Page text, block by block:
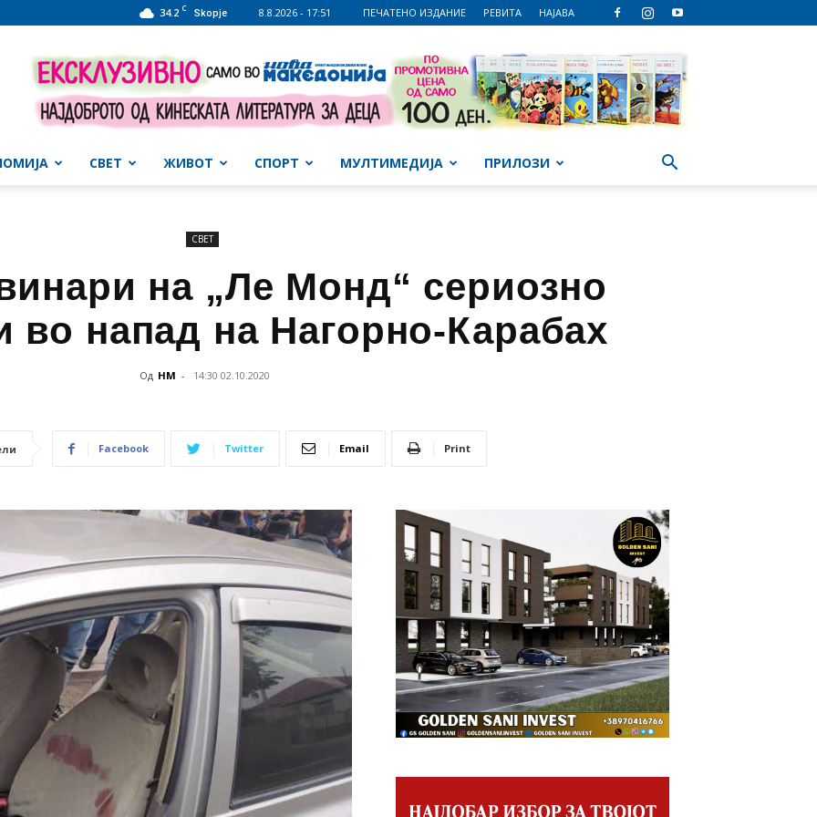
34.2 C Skopje 8.8.2026 - 17:51 ПЕЧАТЕНО ИЗДАНИЕ РЕВИТА НАЈАВА
СВЕТ ЖИВОТ СПОРТ МУЛТИМЕДИЈА ПРИЛОЗИ
СВЕТ
на „Ле Монд“ сериозно
во напад на Нагорно-Карабах
Од НМ - 14:30 02.10.2020
Facebook Twitter Email Print